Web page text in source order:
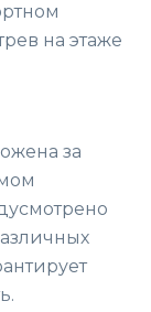
на этаже
за